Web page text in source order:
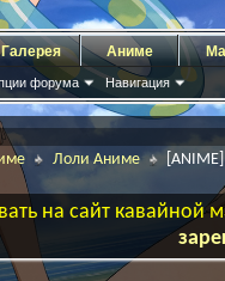
форума Навигация
Галерея Аниме
Лоли Аниме
на сайт кавайной